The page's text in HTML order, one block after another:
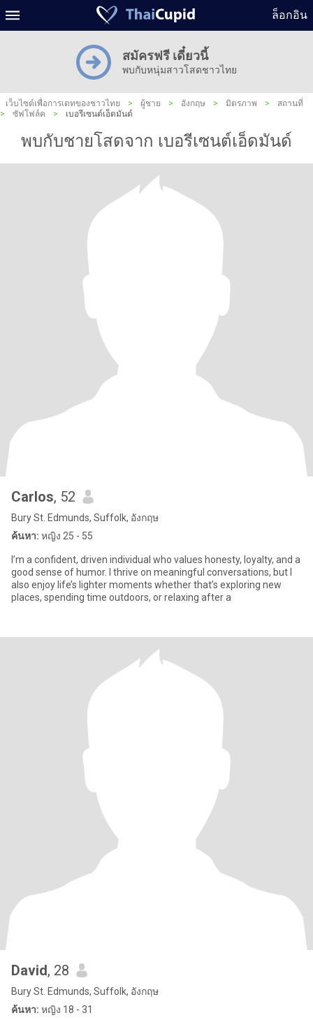
ล็อกอิน
สมัครฟรี เดี๋ยวนี้
พบกับหนุ่มสาวโสดชาวไทย
เว็บไซต์เพื่อการเดทของชาวไทย > ผู้ชาย > อังกฤษ > มิตรภาพ >
สถานที่
>
ซัฟโฟล์ค > เบอรีเซนต์เอ็ดมันด์
พบกับชายโสดจาก เบอรีเซนต์เอ็ดมันด์
Carlos, 52
Bury St. Edmunds, Suffolk, อังกฤษ
ค้นหา: หญิง 25 - 55
I’m a confident, driven individual who values honesty, loyalty, and a
good sense of humor. I thrive on meaningful conversations, but I
also enjoy life’s lighter moments whether that’s exploring new
places, spending time outdoors, or relaxing after a
David, 28
Bury St. Edmunds, Suffolk, อังกฤษ
ค้นหา: หญิง 18 - 31